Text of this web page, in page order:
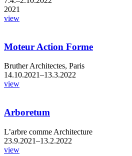
2021
view
Moteur Action Forme
Bruther Architectes, Paris
14.10.2021–13.3.2022
view
Arboretum
L’arbre comme Architecture
23.9.2021–13.2.2022
view